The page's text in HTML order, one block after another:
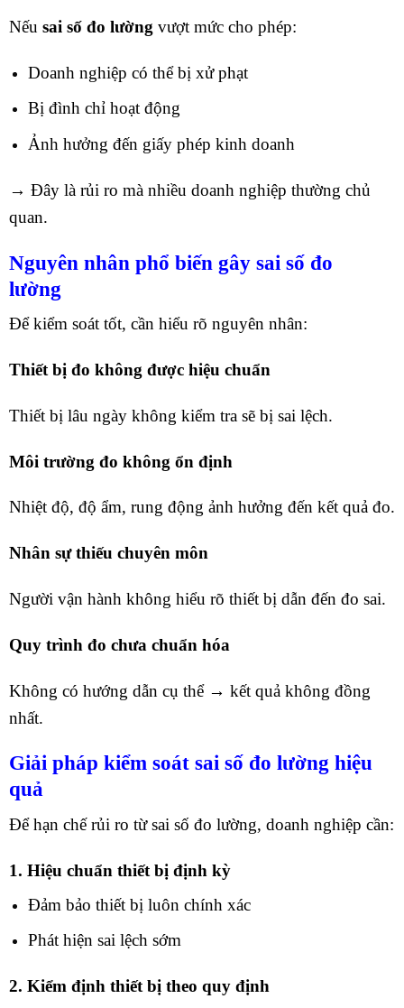
Nếu sai số đo lường vượt mức cho phép:
Doanh nghiệp có thể bị xử phạt
Bị đình chỉ hoạt động
Ảnh hưởng đến giấy phép kinh doanh
→ Đây là rủi ro mà nhiều doanh nghiệp thường chủ
quan.
Nguyên nhân phổ biến gây sai số đo
lường
Để kiểm soát tốt, cần hiểu rõ nguyên nhân:
Thiết bị đo không được hiệu chuẩn
Thiết bị lâu ngày không kiểm tra sẽ bị sai lệch.
Môi trường đo không ổn định
Nhiệt độ, độ ẩm, rung động ảnh hưởng đến kết quả đo.
Nhân sự thiếu chuyên môn
Người vận hành không hiểu rõ thiết bị dẫn đến đo sai.
Quy trình đo chưa chuẩn hóa
Không có hướng dẫn cụ thể → kết quả không đồng
nhất.
Giải pháp kiểm soát sai số đo lường hiệu
quả
Để hạn chế rủi ro từ sai số đo lường, doanh nghiệp cần:
1. Hiệu chuẩn thiết bị định kỳ
Đảm bảo thiết bị luôn chính xác
Phát hiện sai lệch sớm
2. Kiểm định thiết bị theo quy định